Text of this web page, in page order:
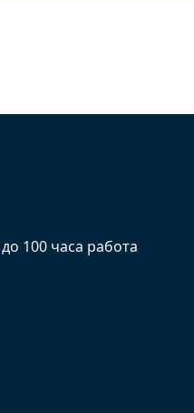
100 часа работа